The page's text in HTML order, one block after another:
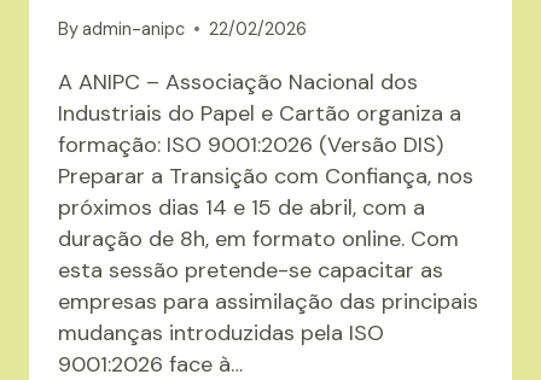
Byadmin-anipc 22/02/2026
A ANIPC – Associação Nacional dos
Industriais do Papel e Cartão organiza a
formação: ISO 9001:2026 (Versão DIS)
Preparar a Transição com Confiança, nos
próximos dias 14 e 15 de abril, com a
duração de 8h, em formato online. Com
esta sessão pretende-se capacitar as
empresas para assimilação das principais
mudanças introduzidas pela ISO
9001:2026 face à…